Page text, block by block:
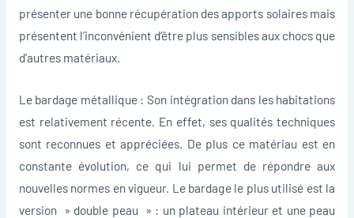
présenter une bonne récupération des apports solaires mais
présentent l’inconvénient d’être plus sensibles aux chocs que
d’autres matériaux.
Le bardage métallique : Son intégration dans les habitations
est relativement récente. En effet, ses qualités techniques
sont reconnues et appréciées. De plus ce matériau est en
constante évolution, ce qui lui permet de répondre aux
nouvelles normes en vigueur. Le bardage le plus utilisé est la
version » double peau » : un plateau intérieur et une peau